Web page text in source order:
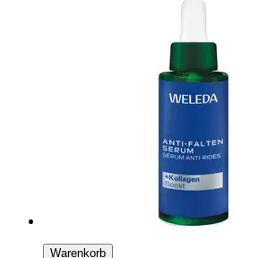
Warenkorb